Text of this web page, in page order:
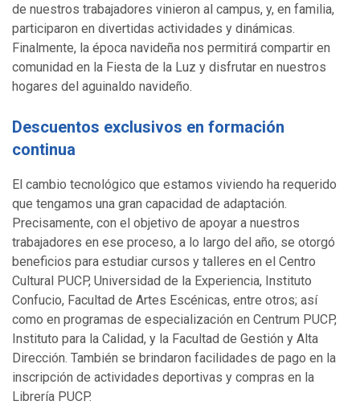
de nuestros trabajadores vinieron al campus, y, en familia,
participaron en divertidas actividades y dinámicas.
Finalmente, la época navideña nos permitirá compartir en
comunidad en la Fiesta de la Luz y disfrutar en nuestros
hogares del aguinaldo navideño.
Descuentos exclusivos en formación
continua
El cambio tecnológico que estamos viviendo ha requerido
que tengamos una gran capacidad de adaptación.
Precisamente, con el objetivo de apoyar a nuestros
trabajadores en ese proceso, a lo largo del año, se otorgó
beneficios para estudiar cursos y talleres en el Centro
Cultural PUCP, Universidad de la Experiencia, Instituto
Confucio, Facultad de Artes Escénicas, entre otros; así
como en programas de especialización en Centrum PUCP,
Instituto para la Calidad, y la Facultad de Gestión y Alta
Dirección. También se brindaron facilidades de pago en la
inscripción de actividades deportivas y compras en la
Librería PUCP.